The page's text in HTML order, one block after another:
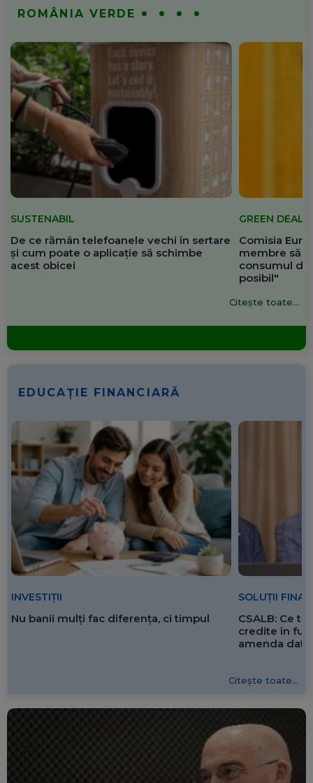
ROMÂNIA VERDE
SUSTENABIL
De ce rămân telefoanele vechi în sertare
și cum poate o aplicație să schimbe
acest obicei
GREEN DEAL
Comisia
membre să
consumul de
posibil"
Citește toate...
EDUCAȚIE FINANCIARĂ
INVESTIȚII
Nu banii mulți fac diferența, ci timpul
SOLUȚII
CSALB: Ce
credite în
amenda
Citește toate...